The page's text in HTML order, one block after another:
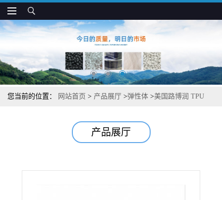
您当前的位置： 网站首页 > 产品展厅 >弹性体 >美国路博润 TPU
产品展厅